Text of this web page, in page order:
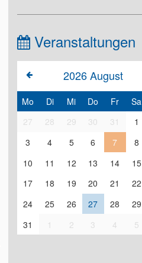
Veranstaltungen
2026August
Mo Di Mi Do Fr Sa
27
28 29 30 31 1
3
4 5 6 7 8
10
11 12 13 14 15
17
18 19 20 21 22
24
25 26 27 28 29
31
1 2 3 4 5